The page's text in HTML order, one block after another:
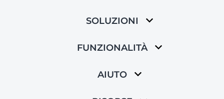
SOLUZIONI
FUNZIONALITÀ
AIUTO